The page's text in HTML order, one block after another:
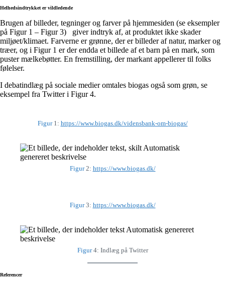
Helhedsindtrykket er vildledende
Brugen af billeder, tegninger og farver på hjemmesiden (se eksempler
på Figur 1 – Figur 3) giver indtryk af, at produktet ikke skader
miljøet/klimaet. Farverne er grønne, der er billeder af natur, marker og
træer, og i Figur 1 er der endda et billede af et barn på en mark, som
puster mælkebøtter. En fremstilling, der markant appellerer til folks
følelser.
I debatindlæg på sociale medier omtales biogas også som grøn, se
eksempel fra Twitter i Figur 4.
Figur 1: https://www.biogas.dk/vidensbank-om-biogas/
Figur2: https://www.biogas.dk/
Figur3: https://www.biogas.dk/
Figur4: Indlæg på Twitter
Referencer